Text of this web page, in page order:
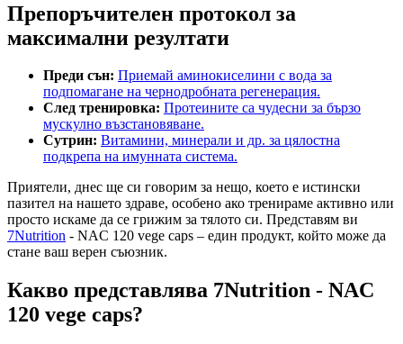
Препоръчителен протокол за
максимални резултати
Преди сън: Приемай аминокиселини с вода за
подпомагане на чернодробната регенерация.
След тренировка: Протеините са чудесни за бързо
мускулно възстановяване.
Сутрин: Витамини, минерали и др. за цялостна
подкрепа на имунната система.
Приятели, днес ще си говорим за нещо, което е истински
пазител на нашето здраве, особено ако тренираме активно или
просто искаме да се грижим за тялото си. Представям ви
7Nutrition - NAC 120 vege caps – един продукт, който може да
стане ваш верен съюзник.
Какво представлява 7Nutrition - NAC
120 vege caps?